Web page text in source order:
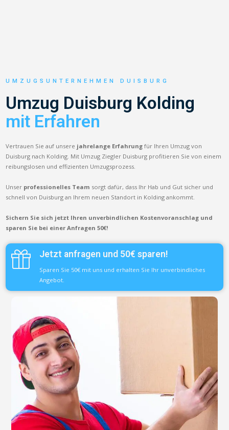
UMZUGSUNTERNEHMEN DUISBURG
Umzug Duisburg Kolding
mit Erfahren
Vertrauen Sie auf unsere jahrelange Erfahrung für Ihren Umzug von
Duisburg nach Kolding. Mit Umzug Ziegler Duisburg profitieren Sie von einem
reibungslosen und effizienten Umzugsprozess.
Unser professionelles Team sorgt dafür, dass Ihr Hab und Gut sicher und
schnell von Duisburg an Ihrem neuen Standort in Kolding ankommt.
Sichern Sie sich jetzt Ihren unverbindlichen Kostenvoranschlag und
sparen Sie bei einer Anfragen 50€!
Jetzt anfragen und 50€ sparen!
Sparen Sie 50€ mit uns und erhalten Sie Ihr unverbindliches
Angebot.